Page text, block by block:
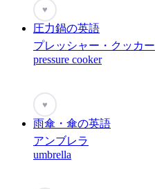
♥
圧力鍋の英語
プレッシャー・クッカー
pressure cooker
♥
雨傘・傘の英語
アンブレラ
umbrella